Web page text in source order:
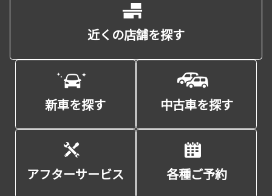
1.本規約は事前の告知なく変更することがあります。変更した内容は本ペ
ージにてご確認いただくものとします。
のご商談の際に適切なサービスをご提供する目的で、該当販売店に開示さ
れ、利用される場合があります。
【5．注意事項】
３～４日かかることがありますので予めご了承ください。
2.一部店舗においては「クルマ買取」を実施していない場合がございます
ので、予めご了承ください。
近くの店舗を探す
新車を探す 中古車を探す
アフターサービス 各種ご予約